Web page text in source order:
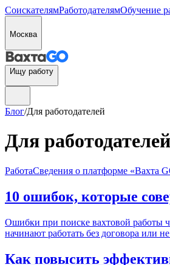
СоискателямРаботодателямОбучение
Москва
Ищу работу
Блог/Для работодателей
Для работодателей
РаботаСведения о платформе «Вахта
10 ошибок, которые
Ошибки при поиске вахтовой работы
начинают работать без договора или
Как повысить